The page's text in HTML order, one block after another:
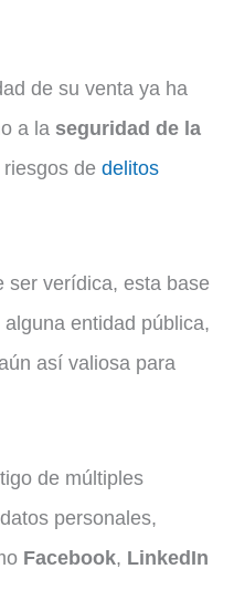
de su venta ya ha
a la seguridad de la
de delitos
ser verídica, esta base
entidad pública,
así valiosa para
de múltiples
personales,
Facebook, LinkedIn